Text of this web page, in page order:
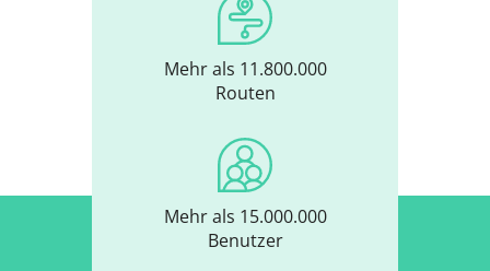
Mehr als 11.800.000
Routen
Mehr als 15.000.000
Benutzer